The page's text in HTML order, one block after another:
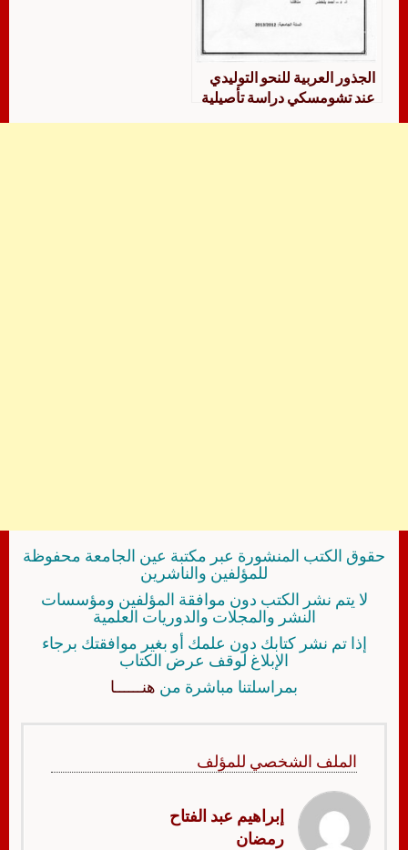
الجذور العربية للنحو التوليدي
عند تشومسكي دراسة تأصيلية
حقوق الكتب المنشورة عبر مكتبة عين الجامعة محفوظة
للمؤلفين والناشرين
لا يتم نشر الكتب دون موافقة المؤلفين ومؤسسات
النشر والمجلات والدوريات العلمية
إذا تم نشر كتابك دون علمك أو بغير موافقتك برجاء
الإبلاغ لوقف عرض الكتاب
بمراسلتنا مباشرة من هنــــــا
الملف الشخصي للمؤلف
إبراهيم عبد الفتاح
رمضان